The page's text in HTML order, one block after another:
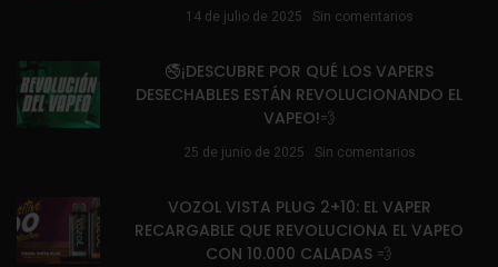
14 de julio de 2025 Sin comentarios
🚭¡DESCUBRE POR QUÉ LOS VAPERS
DESECHABLES ESTÁN REVOLUCIONANDO EL
VAPEO!💨
25 de junio de 2025 Sin comentarios
VOZOL VISTA PLUG 2+10: EL VAPER
RECARGABLE QUE REVOLUCIONA EL VAPEO
CON 10.000 CALADAS 💨